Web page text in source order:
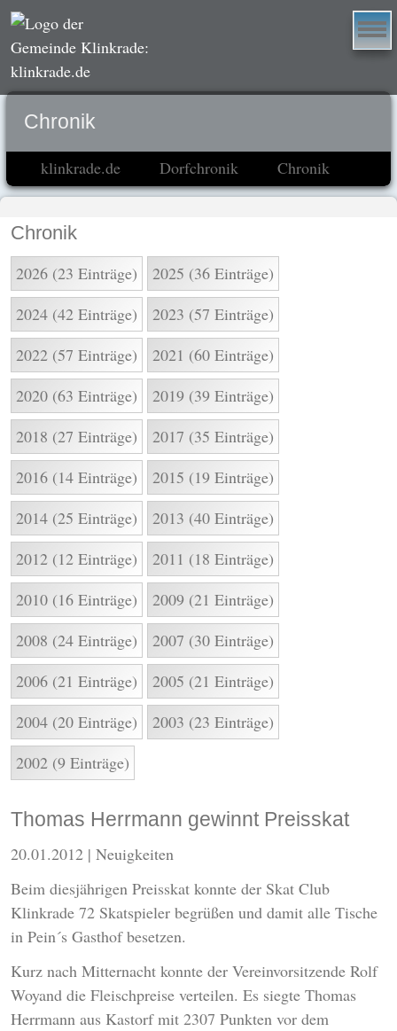
Chronik
klinkrade.de Dorfchronik Chronik
Chronik
2026 (23 Einträge)
2025 (36 Einträge)
2024 (42 Einträge)
2023 (57 Einträge)
2022 (57 Einträge)
2021 (60 Einträge)
2020 (63 Einträge)
2019 (39 Einträge)
2018 (27 Einträge)
2017 (35 Einträge)
2016 (14 Einträge)
2015 (19 Einträge)
2014 (25 Einträge)
2013 (40 Einträge)
2012 (12 Einträge)
2011 (18 Einträge)
2010 (16 Einträge)
2009 (21 Einträge)
2008 (24 Einträge)
2007 (30 Einträge)
2006 (21 Einträge)
2005 (21 Einträge)
2004 (20 Einträge)
2003 (23 Einträge)
2002 (9 Einträge)
Thomas Herrmann gewinnt Preisskat
20.01.2012 | Neuigkeiten
Beim diesjährigen Preisskat konnte der Skat Club
Klinkrade 72 Skatspieler begrüßen und damit alle Tische
in Pein´s Gasthof besetzen.
Kurz nach Mitternacht konnte der Vereinvorsitzende Rolf
Woyand die Fleischpreise verteilen. Es siegte Thomas
Herrmann aus Kastorf mit 2307 Punkten vor dem